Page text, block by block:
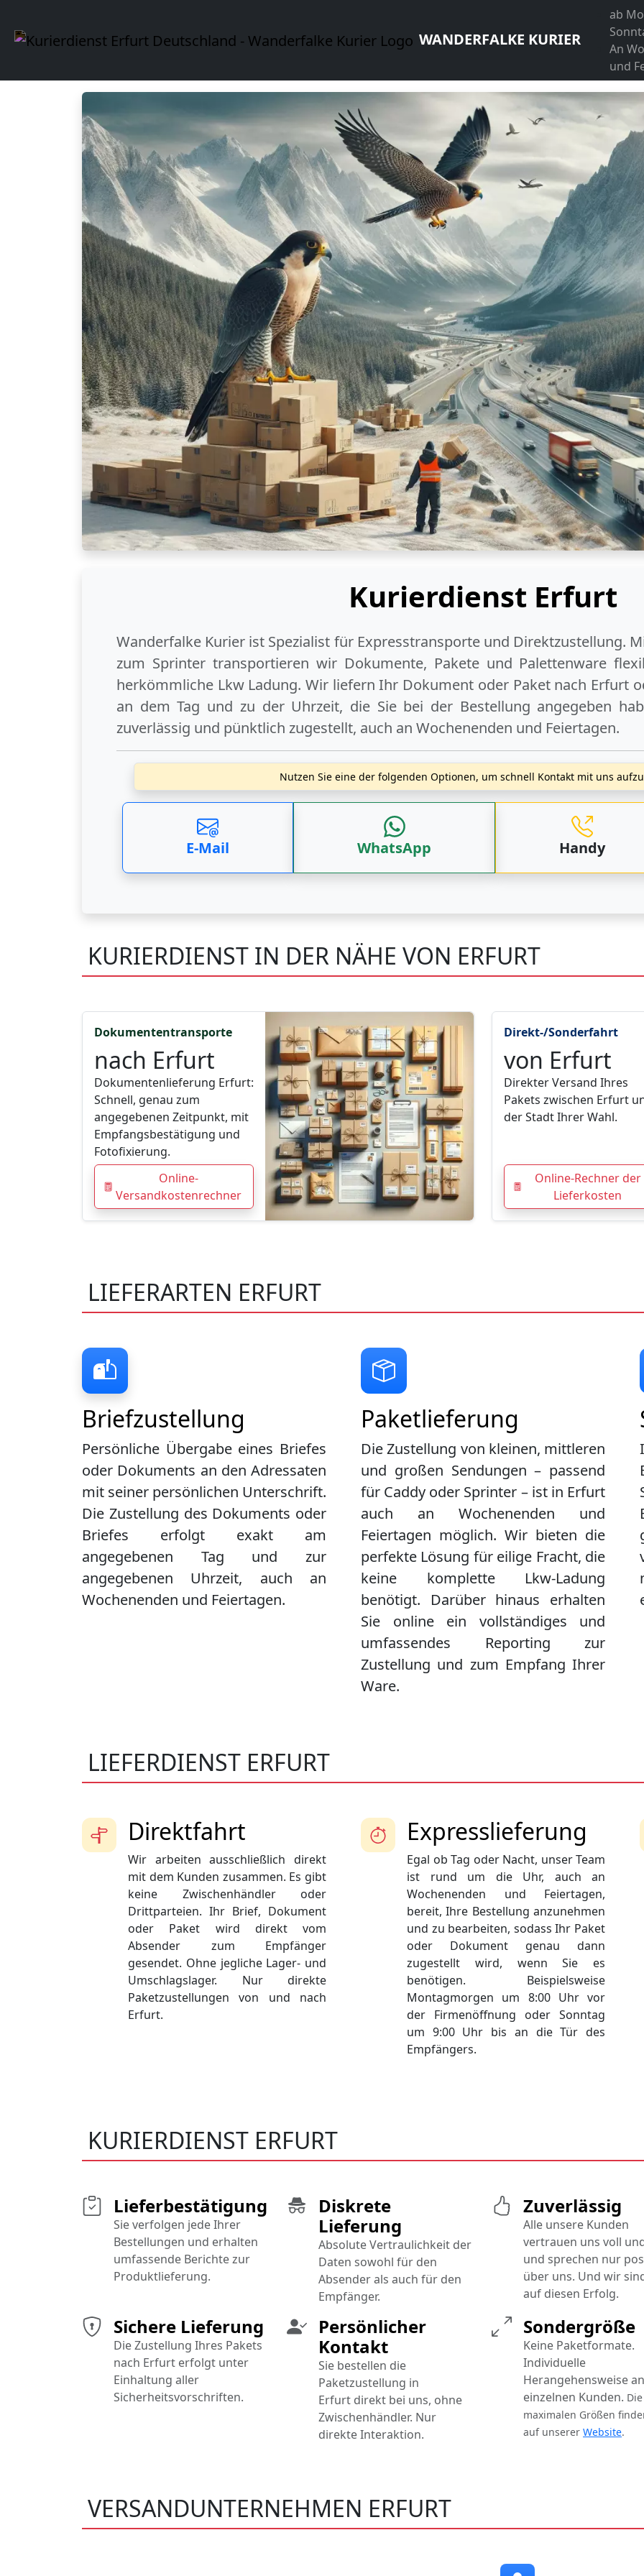
WANDERFALKE KURIER
ab
An
und
Kurierdienst Erfurt
Wanderfalke Kurier ist Spezialist für Expresstransporte und Direktzustellung.
zum Sprinter transportieren wir Dokumente, Pakete und Palettenware
herkömmliche Lkw Ladung. Wir liefern Ihr Dokument oder Paket nach Erfurt
an dem Tag und zu der Uhrzeit, die Sie bei der Bestellung angegeben
zuverlässig und pünktlich zugestellt, auch an Wochenenden und Feiertagen.
Nutzen Sie eine der folgenden Optionen, um schnell Kontakt mit uns
E-Mail WhatsApp Handy
KURIERDIENST IN DER NÄHE VON ERFURT
Direkt-/Sonderfahrt
von Erfurt
Direkter Versand Ihres
Pakets zwischen Erfurt
der Stadt Ihrer Wahl.
Online-Rechner der
Lieferkosten
Dokumententransporte
nach Erfurt
Dokumentenlieferung Erfurt:
Schnell, genau zum
angegebenen Zeitpunkt, mit
Empfangsbestätigung und
Fotofixierung.
Online-
Versandkostenrechner
LIEFERARTEN ERFURT
Briefzustellung
Persönliche Übergabe eines Briefes
oder Dokuments an den Adressaten
mit seiner persönlichen Unterschrift.
Die Zustellung des Dokuments oder
Briefes erfolgt exakt am
angegebenen Tag und zur
angegebenen Uhrzeit, auch an
Wochenenden und Feiertagen.
Paketlieferung
Die Zustellung von kleinen, mittleren
und großen Sendungen – passend
für Caddy oder Sprinter – ist in Erfurt
auch an Wochenenden und
Feiertagen möglich. Wir bieten die
perfekte Lösung für eilige Fracht, die
keine komplette Lkw-Ladung
benötigt. Darüber hinaus erhalten
Sie online ein vollständiges und
umfassendes Reporting zur
Zustellung und zum Empfang Ihrer
Ware.
LIEFERDIENST ERFURT
Direktfahrt
Wir arbeiten ausschließlich direkt
mit dem Kunden zusammen. Es gibt
keine Zwischenhändler oder
Drittparteien. Ihr Brief, Dokument
oder Paket wird direkt vom
Absender zum Empfänger
gesendet. Ohne jegliche Lager- und
Umschlagslager. Nur direkte
Paketzustellungen von und nach
Erfurt.
Expresslieferung
Egal ob Tag oder Nacht, unser Team
ist rund um die Uhr, auch an
Wochenenden und Feiertagen,
bereit, Ihre Bestellung anzunehmen
und zu bearbeiten, sodass Ihr Paket
oder Dokument genau dann
zugestellt wird, wenn Sie es
benötigen. Beispielsweise
Montagmorgen um 8:00 Uhr vor
der Firmenöffnung oder Sonntag
um 9:00 Uhr bis an die Tür des
Empfängers.
KURIERDIENST ERFURT
Sichere Lieferung
Die Zustellung Ihres Pakets
nach Erfurt erfolgt unter
Einhaltung aller
Sicherheitsvorschriften.
Diskrete
Lieferung
Absolute Vertraulichkeit der
Daten sowohl für den
Absender als auch für den
Empfänger.
Persönlicher
Kontakt
Sie bestellen die
Paketzustellung in
Erfurt direkt bei uns, ohne
Zwischenhändler. Nur
direkte Interaktion.
Sondergröße
Keine Paketformate.
Individuelle
Herangehensweise
einzelnen Kunden. Die
maximalen Größen
auf unserer Website.
Lieferbestätigung
Sie verfolgen jede Ihrer
Bestellungen und erhalten
umfassende Berichte zur
Produktlieferung.
Zuverlässig
Alle unsere Kunden
vertrauen uns voll
und sprechen nur
über uns. Und wir
auf diesen Erfolg.
VERSANDUNTERNEHMEN ERFURT